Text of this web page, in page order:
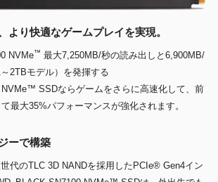
より快適なゲームプレイを実現。
NVMe™ 最大7,250MB/秒の読み出しと6,900MB/
2TBモデル）を発揮する
SSDならゲームをさらに高速化して、前
最大35%パフォーマンスが強化されます。
ーで構築
代のTLC 3D NANDを採用したPCIe® Gen4イン